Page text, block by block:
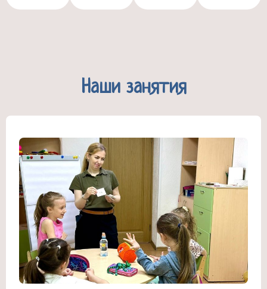
Наши занятия